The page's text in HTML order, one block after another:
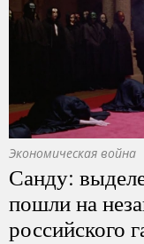
Экономическая война
Санду:
пошли на
российского